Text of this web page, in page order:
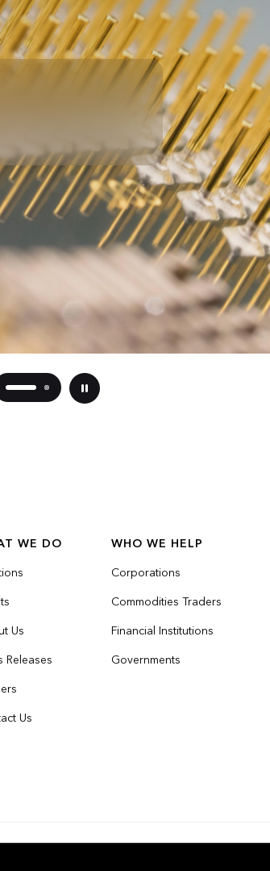
WE DO
Us
Releases
Us
WHO WE HELP
Corporations
Commodities Traders
Financial Institutions
Governments